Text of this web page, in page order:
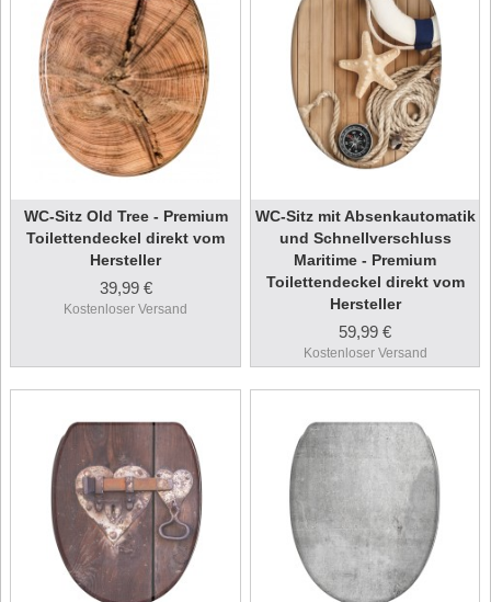
WC-Sitz Old Tree - Premium
Toilettendeckel direkt vom
Hersteller
39,99 €
Kostenloser Versand
WC-Sitz mit Absenkautomatik
und Schnellverschluss
Maritime - Premium
Toilettendeckel direkt vom
Hersteller
59,99 €
Kostenloser Versand